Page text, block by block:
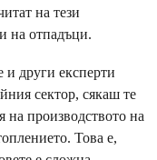
на тези
на отпадъци.
други експерти
сектор, сякаш те
на производството на
Това е,